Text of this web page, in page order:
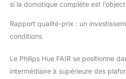
si la domotique complète est
Rapport qualité-prix : un
conditions
Le Philips Hue FAIR se positionne
intermédiaire à supérieure des